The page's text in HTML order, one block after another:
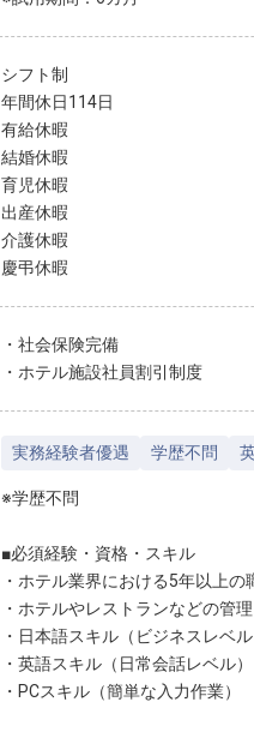
シフト制
年間休日114日
有給休暇
結婚休暇
育児休暇
出産休暇
介護休暇
慶弔休暇
・社会保険完備
・ホテル施設社員割引制度
実務経験者優遇 学歴不問
※学歴不問
■必須経験・資格・スキル
・ホテル業界における5年以上の
・ホテルやレストランなどの管
・日本語スキル（ビジネスレベル
・英語スキル（日常会話レベル）
・PCスキル（簡単な入力作業）